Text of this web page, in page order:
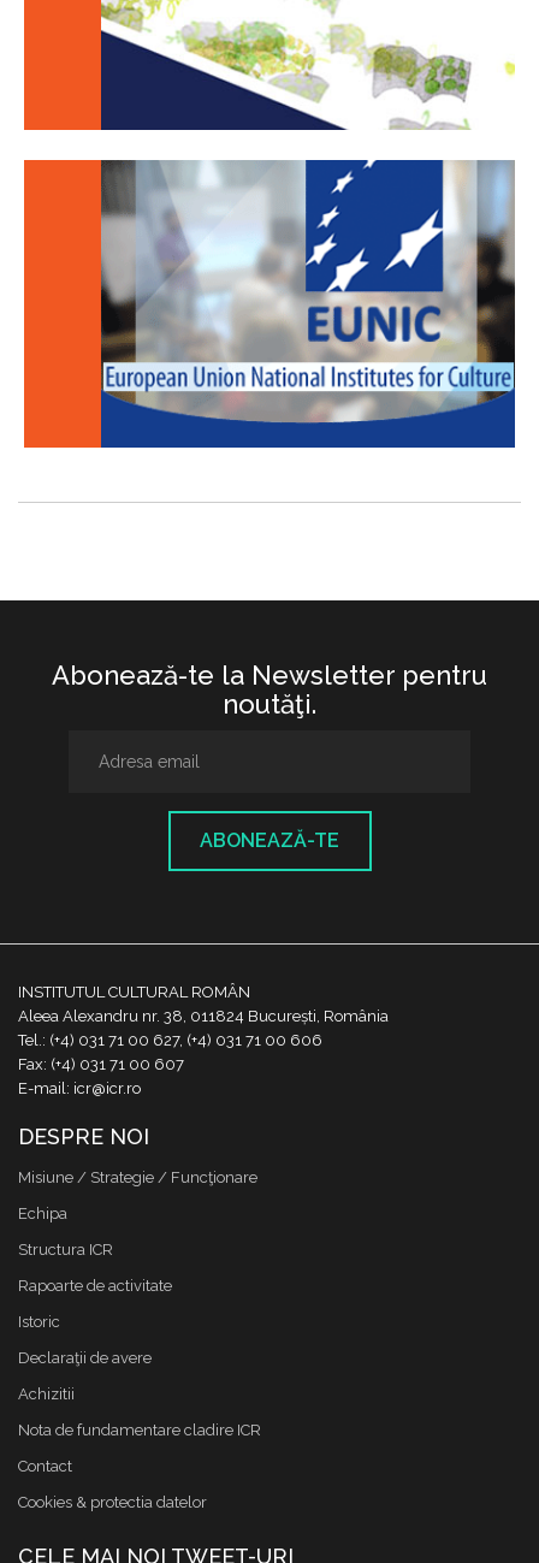
Abonează-te la Newsletter pentru
noutăţi.
ABONEAZĂ-TE
INSTITUTUL CULTURAL ROMÂN
Aleea Alexandru nr. 38, 011824 București, România
Tel.: (+4) 031 71 00 627, (+4) 031 71 00 606
Fax: (+4) 031 71 00 607
E-mail: icr@icr.ro
DESPRE NOI
Misiune / Strategie / Funcţionare
Echipa
Structura ICR
Rapoarte de activitate
Istoric
Declaraţii de avere
Achizitii
Nota de fundamentare cladire ICR
Contact
Cookies & protectia datelor
CELE MAI NOI TWEET-URI